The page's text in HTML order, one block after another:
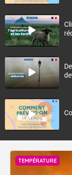
TEMPÉRATURE